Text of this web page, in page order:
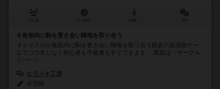
６角形内に駒を置き合い陣地を取り合う
４５マスの６角形内に駒を置き合い陣地を取り合う囲碁の新感覚ゲー
ムでコウ生じなく初心者も中級者もすぐできます。 裏面は「サークル
リバーシ」
ヒラメキ工房